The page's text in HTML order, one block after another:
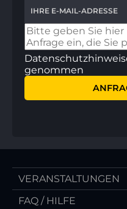
genommen
VERANSTALTUNGEN
FAQ / HILFE